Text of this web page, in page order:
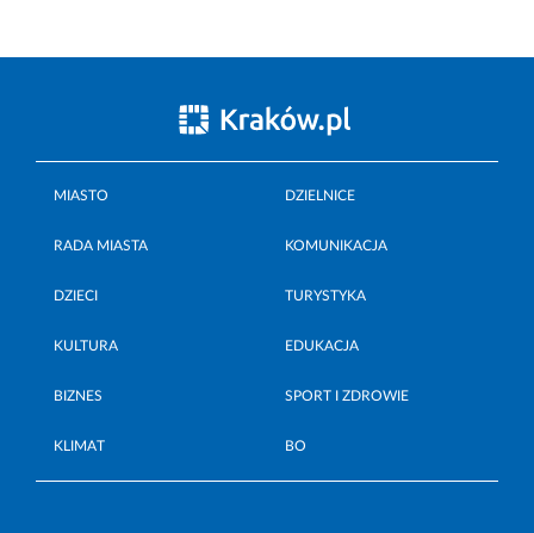
MIASTO DZIELNICE
RADA MIASTA KOMUNIKACJA
DZIECI TURYSTYKA
KULTURA EDUKACJA
BIZNES SPORT I ZDROWIE
KLIMAT BO